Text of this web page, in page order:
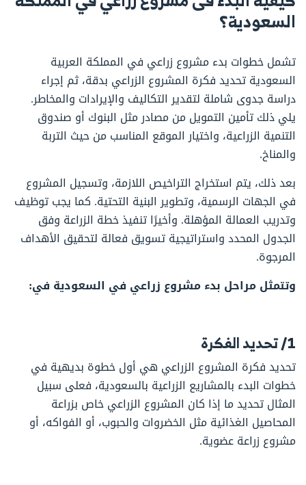
السعودية؟
تشمل خطوات بدء مشروع زراعي في المملكة العربية
السعودية تحديد فكرة المشروع الزراعي بدقة، ثم إجراء
دراسة جدوى شاملة لتقدير التكاليف والإيرادات والمخاطر.
يلي ذلك تأمين التمويل من مصادر مثل البنوك أو صندوق
التنمية الزراعية، واختيار الموقع المناسب من حيث التربة
والمناخ.
بعد ذلك، يتم استخراج التراخيص اللازمة، وتسجيل المشروع
في الجهات الرسمية، وتطوير البنية التحتية. كما يجب توظيف
وتدريب العمالة المؤهلة. وأخيرًا تنفيذ خطة الزراعة وفق
الجدول المحدد واستراتيجية تسويق فعالة لتحقيق الأهداف
المرجوة.
وتتمثل مراحل بدء مشروع زراعي في السعودية في:
1/ تحديد الفكرة
تحديد فكرة المشروع الزراعي هي أول خطوة بديهية في
خطوات البدء بالمشاريع الزراعية بالسعودية، فعلى سبيل
المثال تحديد ما إذا كان المشروع الزراعي خاص بزراعة
المحاصيل الغذائية مثل الخضروات والحبوب، أو الفواكه، أو
مشروع زراعة عضوية.